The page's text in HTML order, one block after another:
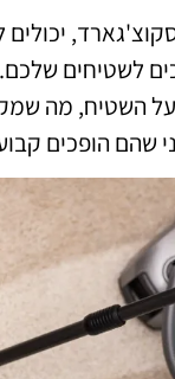
לשטיחים
השטיח, מה
שהם הופכים